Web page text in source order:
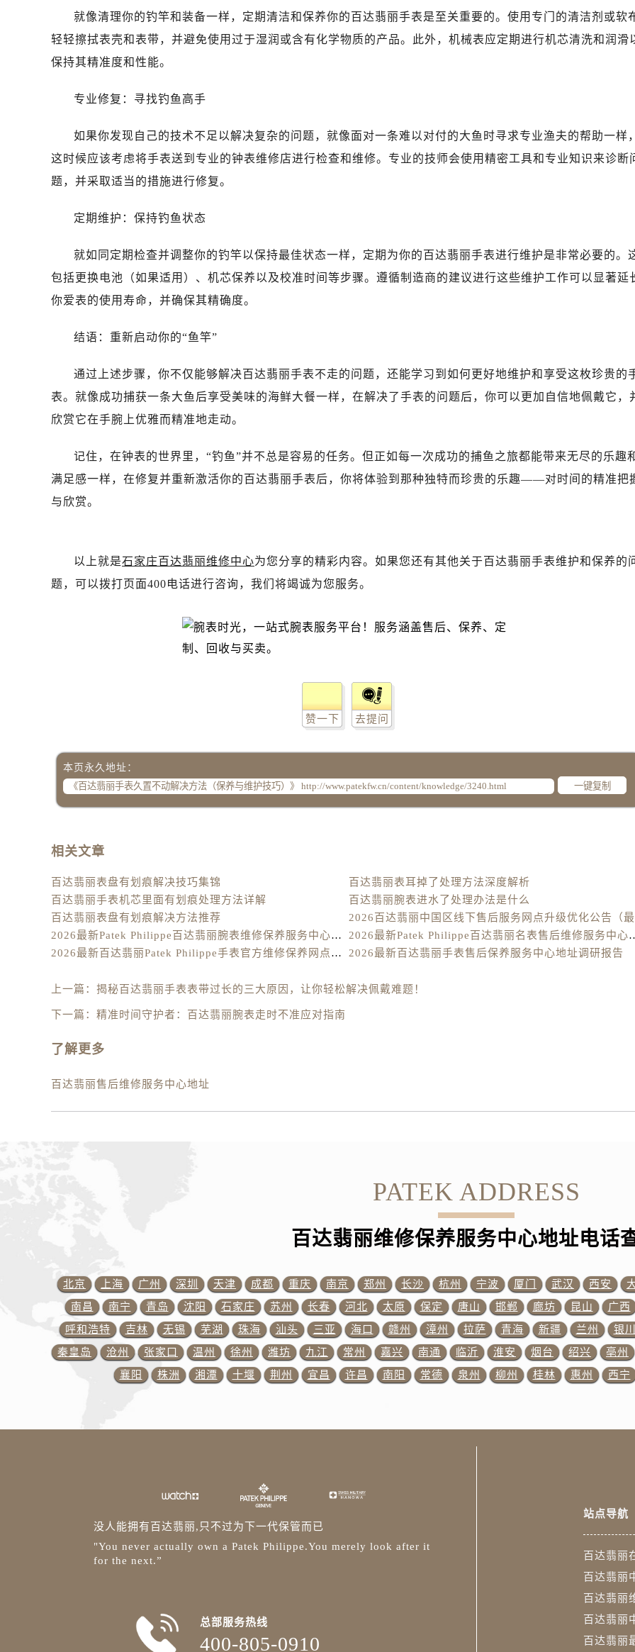
泉州市丰泽区宝洲路729号浦西万达中心写字楼A座7楼709室（需提前预约）
长春市朝阳区西安大路727号中银大厦A座(旺进大厦)18层09室（需提前预约）
石家庄市长安区中山东路39号勒泰中心写字楼B座13层07室（需提前预约）
唐山市路南区新华东道100号万达广场写字楼A座10层1002室（需提前预约）
黑龙江省黑河市爱辉区中央街百达翡丽售后服务中心（需提前预约）
黑龙江省牡丹江市东安区太平路百达翡丽售后服务中心（需提前预约）
黑龙江省双鸭山市尖山区新兴大街百达翡丽售后服务中心（需提前预约）
吉林省白城市洮北区明仁南街百达翡丽售后服务中心（需提前预约）
吉林省辽源市龙山区人民大街百达翡丽售后服务中心（需提前预约）
吉林省通化市东昌区环通乡江南大街百达翡丽售后服务中心（需提前预约）
吉林省延边市延吉市解放路百达翡丽售后服务中心（需提前预约）
辽宁省本溪市平山区胜利路百达翡丽售后服务中心（需提前预约）
辽宁省朝阳市双塔区新华路百达翡丽售后服务中心（需提前预约）
辽宁省抚顺市新抚区东一路百达翡丽售后服务中心（需提前预约）
辽宁省阜新市海州区解放大街百达翡丽售后服务中心（需提前预约）
辽宁省葫芦岛市连山区中央路百达翡丽售后服务中心（需提前预约）
辽宁省盘锦市兴隆台区石油大街百达翡丽售后服务中心（需提前预约）
北京市朝阳区建国门外大街甲6号华熙国际中心D座11层1102室百达翡丽售后服务中心（需提前预约）
北京市东城区东长安街1号王府井东方广场W3座6层602室百达翡丽售后服务中心（需提前预约）
河北省保定市竞秀区朝阳北大街北国先天下百达翡丽售后服务中心（需提前预约）
内蒙古自治区阿拉善盟市左旗土尔扈特大街百达翡丽售后服务中心（需提前预约）
内蒙古自治区包头市青山区幸福路甲3号王府井百货名表维修百达翡丽售后服务中心（需提前预约）
内蒙古自治区鄂尔多斯市东胜区伊金霍洛街百达翡丽售后服务中心（需提前预约）
内蒙古自治区乌海市海勃湾区人民南路百达翡丽售后服务中心（需提前预约）
山西省晋城市城区黄华街百达翡丽售后服务中心（需提前预约）
山西省晋中市榆次区顺城街百达翡丽售后服务中心（需提前预约）
山西省临汾市尧都区解放路百达翡丽售后服务中心（需提前预约）
山西省吕梁市离石区永宁中路与建设街交叉口百达翡丽售后服务中心（需提前预约）
山西省忻州市忻府区和平东街与七一南路交叉口百达翡丽售后服务中心（需提前预约）
山西省阳泉市郊区平阳东街与新城大道交叉口百达翡丽售后服务中心（需提前预约）
山西省运城市盐湖区河东街百达翡丽售后服务中心（需提前预约）
山西省长治市潞州区英雄中路百达翡丽售后服务中心（需提前预约）
山西省太原市迎泽区迎泽街道解放路15号亨得利名表维修授权店3楼百达翡丽售后服务中心（需提前
天津市和平区赤峰道136号天津国际金融中心26层2603室百达翡丽售后服务中心（需提前预约）
安徽省阜阳市颍州区颍州北路百达翡丽售后服务中心（需提前预约）
安徽省淮北市相山区淮海路百达翡丽售后服务中心（需提前预约）
安徽省黄山市屯溪区黄山西路百达翡丽售后服务中心（需提前预约）
安徽省宿州市埇桥区人民中路百达翡丽售后服务中心（需提前预约）
安徽省铜陵市铜官区石城大道百达翡丽售后服务中心（需提前预约）
就像清理你的钓竿和装备一样，定期清洁和保养你的百达翡丽手表是至关重要的。使用专门的清洁剂或软
轻轻擦拭表壳和表带，并避免使用过于湿润或含有化学物质的产品。此外，机械表应定期进行机芯清洗和润滑
保持其精准度和性能。
专业修复：寻找钓鱼高手
如果你发现自己的技术不足以解决复杂的问题，就像面对一条难以对付的大鱼时寻求专业渔夫的帮助一样，
这时候应该考虑将手表送到专业的钟表维修店进行检查和维修。专业的技师会使用精密工具和专业知识来诊断
题，并采取适当的措施进行修复。
定期维护：保持钓鱼状态
就如同定期检查并调整你的钓竿以保持最佳状态一样，定期为你的百达翡丽手表进行维护是非常必要的。
包括更换电池（如果适用）、机芯保养以及校准时间等步骤。遵循制造商的建议进行这些维护工作可以显著延
你爱表的使用寿命，并确保其精确度。
结语：重新启动你的“鱼竿”
通过上述步骤，你不仅能够解决百达翡丽手表不走的问题，还能学习到如何更好地维护和享受这枚珍贵的
表。就像成功捕获一条大鱼后享受美味的海鲜大餐一样，在解决了手表的问题后，你可以更加自信地佩戴它，
欣赏它在手腕上优雅而精准地走动。
记住，在钟表的世界里，“钓鱼”并不总是容易的任务。但正如每一次成功的捕鱼之旅都能带来无尽的乐趣
满足感一样，在修复并重新激活你的百达翡丽手表后，你将体验到那种独特而珍贵的乐趣——对时间的精准把
与欣赏。
以上就是石家庄百达翡丽维修中心为您分享的精彩内容。如果您还有其他关于百达翡丽手表维护和保养的
题，可以拨打页面400电话进行咨询，我们将竭诚为您服务。
赞一下 去提问
本页永久地址：
一键复制
相关文章
百达翡丽表盘有划痕解决技巧集锦
百达翡丽表耳掉了处理方法深度解析
百达翡丽手表机芯里面有划痕处理方法详解
百达翡丽腕表进水了处理办法是什么
百达翡丽表盘有划痕解决方法推荐
2026最新Patek Philippe百达翡丽腕表维修保养服务中心网点地址实地探访报告
2026最新Patek Philippe百达
2026最新百达翡丽Patek Philippe手表官方维修保养网点地址调研报告
2026最新百达翡丽手表售后保养服务中心地址调研报告
上一篇： 揭秘百达翡丽手表表带过长的三大原因，让你轻松解决佩戴难题！
下一篇： 精准时间守护者：百达翡丽腕表走时不准应对指南
了解更多
百达翡丽售后维修服务中心地址
PATEK ADDRESS
百达翡丽维修保养服务中心地址电话
北京 上海 广州 深圳 天津 成都 重庆 南京 郑州 长沙 杭州 宁波 厦门 武汉 西安
南昌
南宁 青岛 沈阳 石家庄 苏州 长春 河北 太原 保定 唐山 邯郸 廊坊 昆山 广西
呼和浩特
吉林 无锡 芜湖 珠海 汕头 三亚 海口 赣州 漳州 拉萨 青海 新疆 兰州 银川
秦皇岛
沧州 张家口 温州 徐州 潍坊 九江 常州 嘉兴 南通 临沂 淮安 烟台 绍兴 亳州
襄阳
株洲 湘潭 十堰 荆州 宜昌 许昌 南阳 常德 泉州 柳州 桂林 惠州 西宁
没人能拥有百达翡丽,只不过为下一代保管而已
"You never actually own a Patek Philippe.You merely look after it
for the next.”
总部服务热线
400-805-0910
站点导航
百达翡丽
百达翡丽
百达翡丽
百达翡丽
百达翡丽